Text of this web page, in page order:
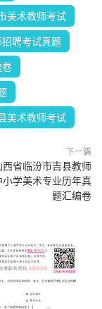
美术教师考试
聘考试真题
美术教师考试
下一篇
西省临汾市吉县教师
学美术专业历年真
题汇编卷